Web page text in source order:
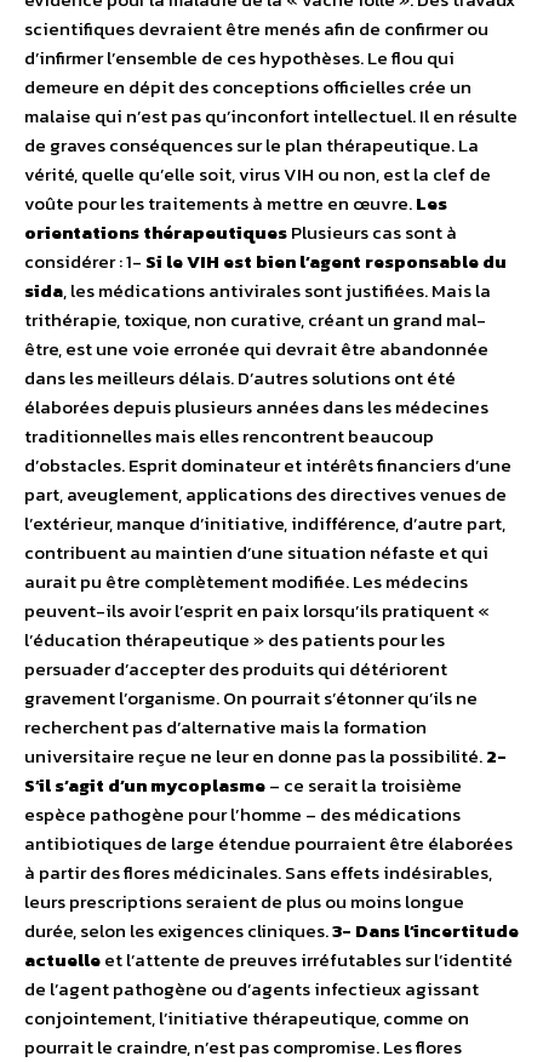
scientifiques devraient être menés afin de confirmer ou
d’infirmer l’ensemble de ces hypothèses. Le flou qui
demeure en dépit des conceptions officielles crée un
malaise qui n’est pas qu’inconfort intellectuel. Il en résulte
de graves conséquences sur le plan thérapeutique. La
vérité, quelle qu’elle soit, virus VIH ou non, est la clef de
voûte pour les traitements à mettre en œuvre.Les
orientations thérapeutiquesPlusieurs cas sont à
considérer : 1- Si le VIH est bien l’agent responsable du
sida, les médications antivirales sont justifiées. Mais la
trithérapie, toxique, non curative, créant un grand mal-
être, est une voie erronée qui devrait être abandonnée
dans les meilleurs délais. D’autres solutions ont été
élaborées depuis plusieurs années dans les médecines
traditionnelles mais elles rencontrent beaucoup
d’obstacles. Esprit dominateur et intérêts financiers d’une
part, aveuglement, applications des directives venues de
l’extérieur, manque d’initiative, indifférence, d’autre part,
contribuent au maintien d’une situation néfaste et qui
aurait pu être complètement modifiée. Les médecins
peuvent-ils avoir l’esprit en paix lorsqu’ils pratiquent «
l’éducation thérapeutique » des patients pour les
persuader d’accepter des produits qui détériorent
gravement l’organisme. On pourrait s’étonner qu’ils ne
recherchent pas d’alternative mais la formation
universitaire reçue ne leur en donne pas la possibilité.2-
S’il s’agit d’un mycoplasme– ce serait la troisième
espèce pathogène pour l’homme – des médications
antibiotiques de large étendue pourraient être élaborées
à partir des flores médicinales. Sans effets indésirables,
leurs prescriptions seraient de plus ou moins longue
durée, selon les exigences cliniques.3- Dans l’incertitude
actuelleet l’attente de preuves irréfutables sur l’identité
de l’agent pathogène ou d’agents infectieux agissant
conjointement, l’initiative thérapeutique, comme on
pourrait le craindre, n’est pas compromise. Les flores